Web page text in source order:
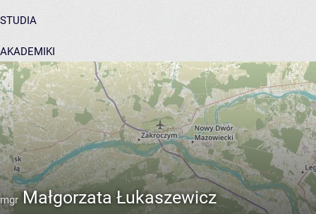
STUDIA
AKADEMIKI
POMOC
mgr Małgorzata Łukaszewicz